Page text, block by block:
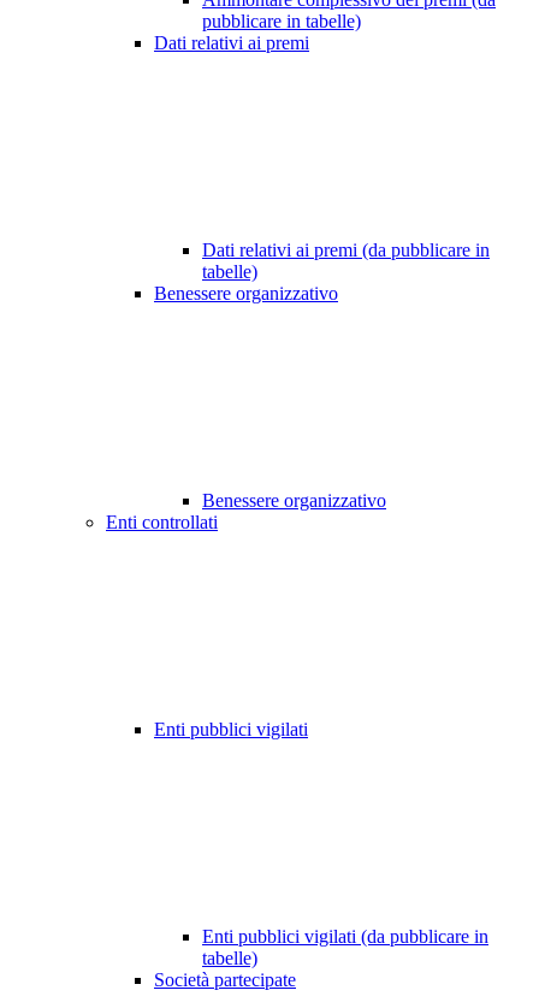
pubblicare in tabelle)
Dati relativi ai premi
Dati relativi ai premi (da pubblicare in
tabelle)
Benessere organizzativo
Benessere organizzativo
Enti controllati
Enti pubblici vigilati
Enti pubblici vigilati (da pubblicare in
tabelle)
Società partecipate